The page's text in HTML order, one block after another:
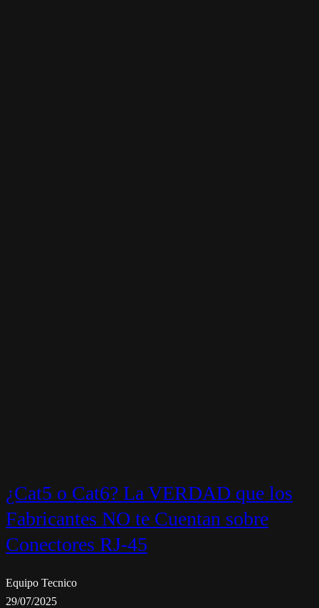
¿Cat5 o Cat6? La VERDAD que los
Fabricantes NO te Cuentan sobre
Conectores RJ-45
Equipo Tecnico
29/07/2025